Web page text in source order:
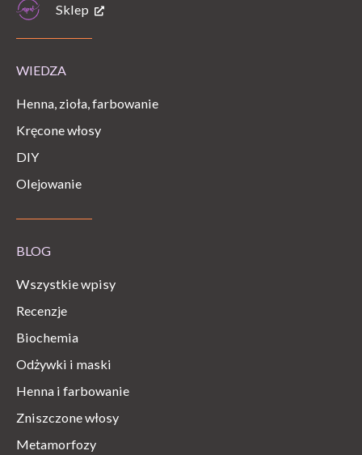
Sklep
WIEDZA
Henna, zioła, farbowanie
Kręcone włosy
DIY
Olejowanie
BLOG
Wszystkie wpisy
Recenzje
Biochemia
Odżywki i maski
Henna i farbowanie
Zniszczone włosy
Metamorfozy